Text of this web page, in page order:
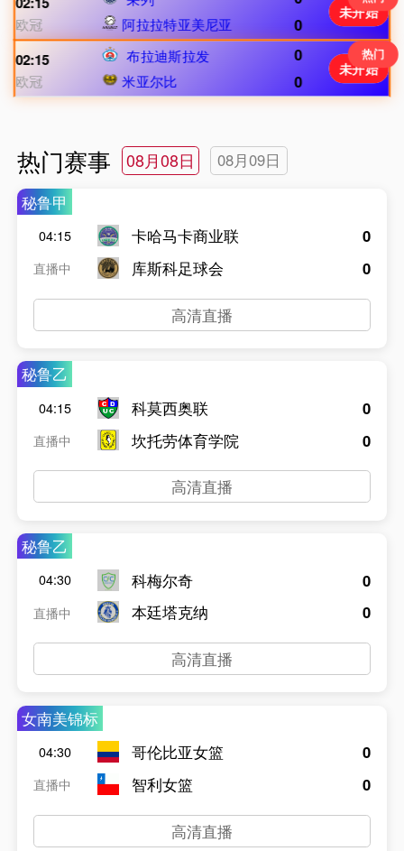
欧冠
0
阿拉拉特亚美尼亚
未开始
热门
02:15
欧冠
布拉迪斯拉发
0
0
米亚尔比
未开始
热门赛事 08月08日
08月09日
秘鲁甲
04:15
直播中
卡哈马卡商业联
库斯科足球会
0
0
高清直播
秘鲁乙
04:15
直播中
科莫西奥联
坎托劳体育学院
0
0
高清直播
秘鲁乙
04:30
直播中
科梅尔奇
本廷塔克纳
0
0
高清直播
女南美锦标
04:30
直播中
哥伦比亚女篮
智利女篮
0
0
高清直播